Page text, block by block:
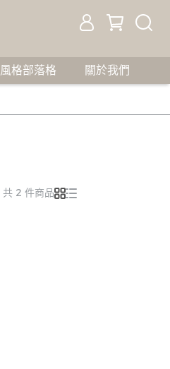
風格部落格 關於我們
共 2 件商品